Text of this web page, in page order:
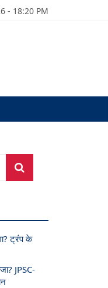
- 18:20 PM
ट्रंप के
JPSC-